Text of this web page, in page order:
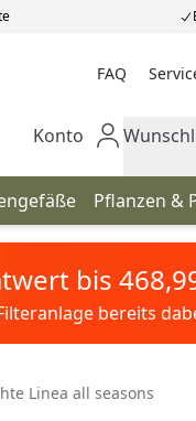
FAQ
Mein Konto
Konto
Pflanzen &
bis
bereits
Linea all seasons